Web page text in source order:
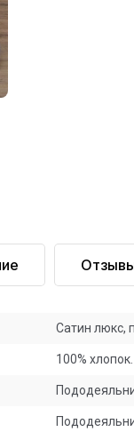
Сатин люкс,
100% хлопок.